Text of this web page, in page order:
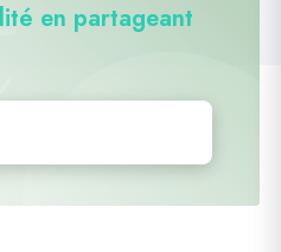
en partageant